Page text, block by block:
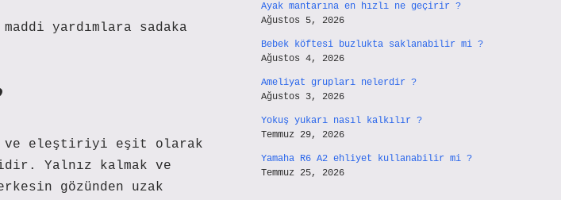
yardımlara sadaka
ve eleştiriyi eşit olarak
Yalnız kalmak ve
gözünden uzak
Ayak mantarına en hızlı ne geçirir ?
Ağustos 5, 2026
Bebek köftesi buzlukta saklanabilir mi ?
Ağustos 4, 2026
Ameliyat grupları nelerdir ?
Ağustos 3, 2026
Yokuş yukarı nasıl kalkılır ?
Temmuz 29, 2026
Yamaha R6 A2 ehliyet kullanabilir mi ?
Temmuz 25, 2026